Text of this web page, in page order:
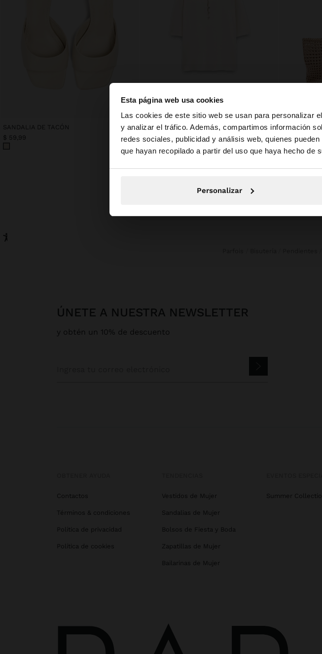
Esta página web usa cookies
Las cookies de este sitio web se usan para personalizar
y analizar el tráfico. Además, compartimos información
redes sociales, publicidad y análisis web, quienes
que hayan recopilado a partir del uso que haya hecho de
Personalizar
hola
Estás accediendo a la web de Ecuador.
No, continuar
SANDALIA DE TACÓN
$ 59,99
JERSEY DE PUNTO CON BOTONES
$ 45,99
BOLSO
$ 179,99
ÚNETE A NUESTRA NEWSLETTER
y obtén un 10% de descuento
Contactos
Términos & condiciones
Política de privacidad
Política de cookies
Vestidos de Mujer
Sandalias de Mujer
Bolsos de Fiesta y Boda
Zapatillas de Mujer
Bailarinas de Mujer
Summer